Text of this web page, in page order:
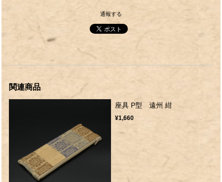
通報する
関連商品
座具 P型 遠州 紺
¥1,660